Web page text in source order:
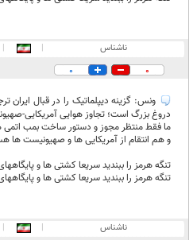
ناشناس |
|
0
0
دروغ بزرگ است؛ تجاوز هوایی آمریکایی-
ما فقط منتظر مجوز و دستور ساخت بمب
و هم انتقام از آمریکایی ها و صهیونیست ها
تنگه هرمز را ببندید سریعا کشتی ها و
تنگه هرمز را ببندید سریعا کشتی ها و
ناشناس |
|